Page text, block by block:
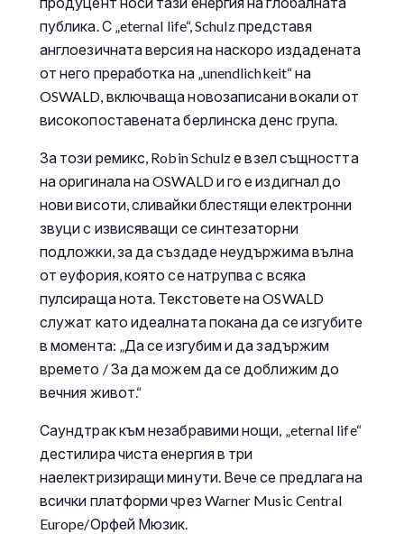
публика. С „eternal life“, Schulz представя
англоезичната версия на наскоро издадената
от него преработка на „unendlichkeit“ на
OSWALD, включваща новозаписани вокали от
високопоставената берлинска денс група.
За този ремикс, Robin Schulz е взел същността
на оригинала на OSWALD и го е издигнал до
нови висоти, сливайки блестящи електронни
звуци с извисяващи се синтезаторни
подложки, за да създаде неудържима вълна
от еуфория, която се натрупва с всяка
пулсираща нота. Текстовете на OSWALD
служат като идеалната покана да се изгубите
в момента: „Да се изгубим и да задържим
времето / За да можем да се доближим до
вечния живот.“
Саундтрак към незабравими нощи, „eternal life“
дестилира чиста енергия в три
наелектризиращи минути. Вече се предлага на
всички платформи чрез Warner Music Central
Europe/Орфей Мюзик.